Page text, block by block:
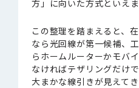
方」に向いた方式といえま
この整理を踏まえると、
なら光回線が第一候補、
らホームルーターかモバ
なければテザリングだけ
大まかな線引きが見えてき